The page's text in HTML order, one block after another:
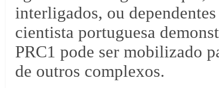
interligados, ou
cientista portuguesa
PRC1 pode ser mobilizado
de outros complexos.